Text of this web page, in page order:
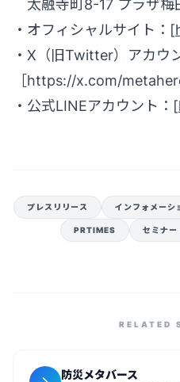
太融寺町8-17 プラザ梅
・オフィシャルサイト：[
・X（旧Twitter）アカウ
［https://x.com/
・公式LINEアカウント：[
プレスリリース インフォメーシ
PRTIMES セミナー
RELATED
防災メタバース